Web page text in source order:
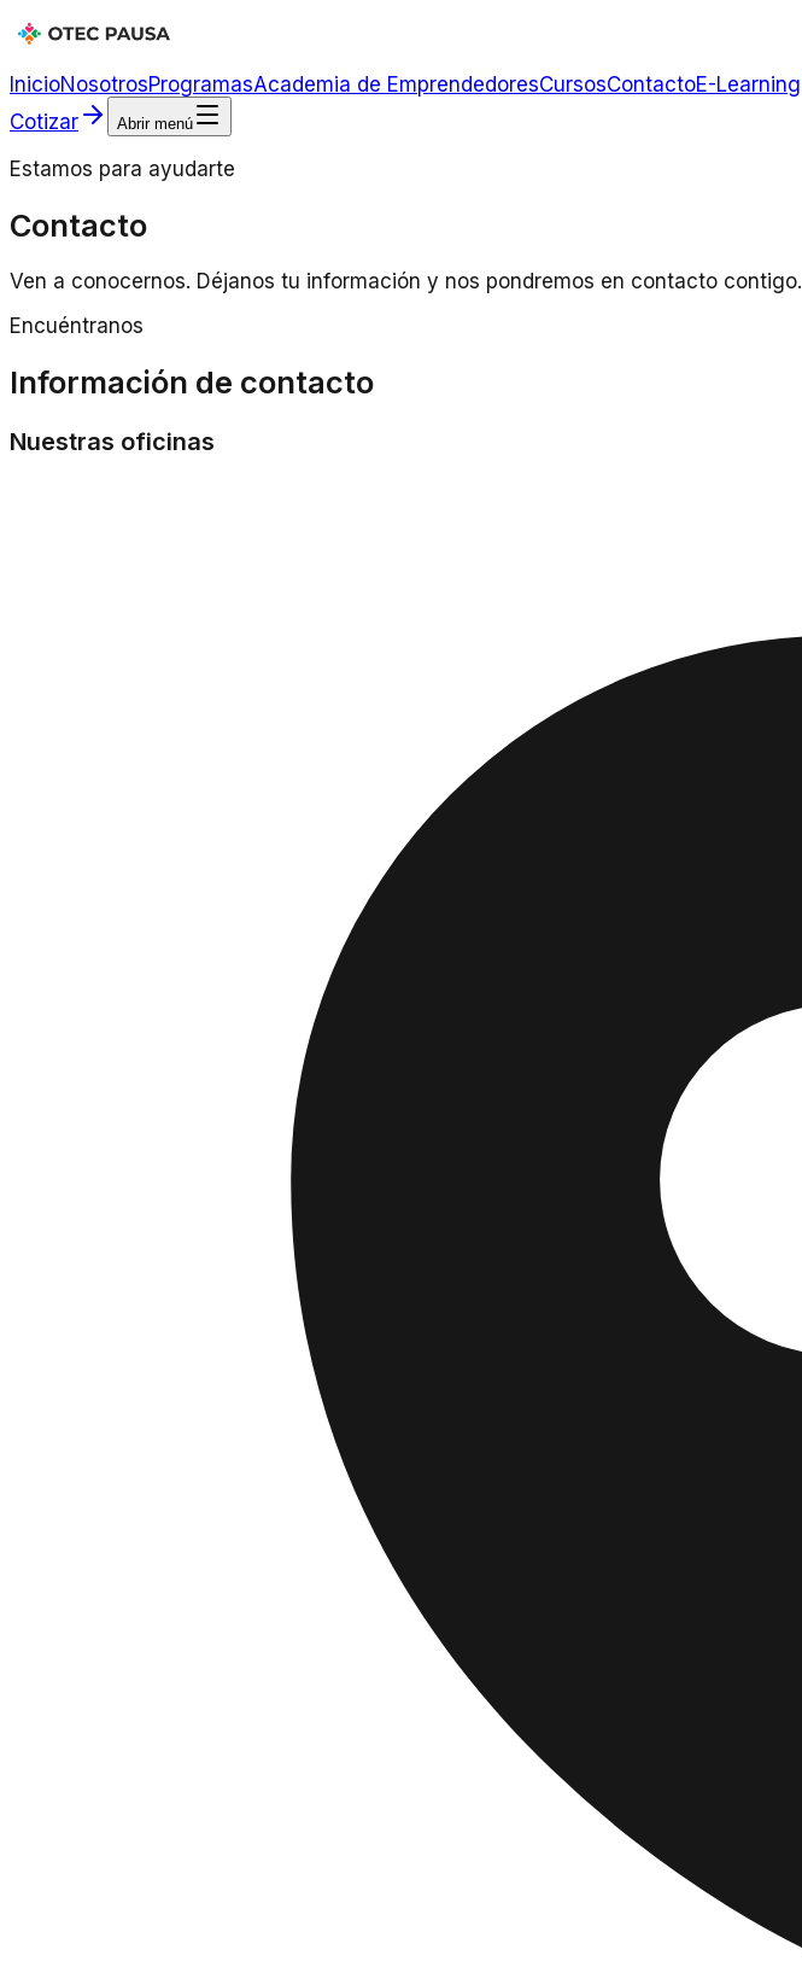
InicioNosotrosProgramasAcademia de EmprendedoresCursosContactoE-Learning
Cotizar
Abrir menú
Estamos para ayudarte
Contacto
Ven a conocernos. Déjanos tu información y nos pondremos en contacto contigo.
Encuéntranos
Información de contacto
Nuestras oficinas